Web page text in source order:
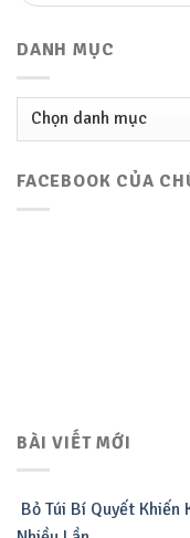
DANH MỤC
Danh
FACEBOOK CỦA
BÀI VIẾT MỚI
Bỏ Túi Bí Quyết Khiến